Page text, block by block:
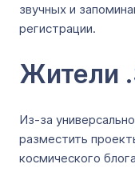
звучных и
регистрации.
Жители
Из-за
разместить
космического